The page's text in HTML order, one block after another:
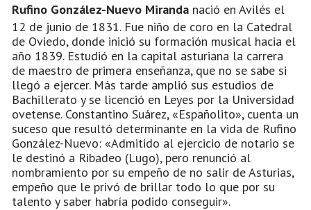
Rufino González-Nuevo Miranda nació en Avilés el
12 de junio de 1831. Fue niño de coro en la Catedral
de Oviedo, donde inició su formación musical hacia el
año 1839. Estudió en la capital asturiana la carrera
de maestro de primera enseñanza, que no se sabe si
llegó a ejercer. Más tarde amplió sus estudios de
Bachillerato y se licenció en Leyes por la Universidad
ovetense. Constantino Suárez, «Españolito», cuenta un
suceso que resultó determinante en la vida de Rufino
González-Nuevo: «Admitido al ejercicio de notario se
le destinó a Ribadeo (Lugo), pero renunció al
nombramiento por su empeño de no salir de Asturias,
empeño que le privó de brillar todo lo que por su
talento y saber habría podido conseguir».